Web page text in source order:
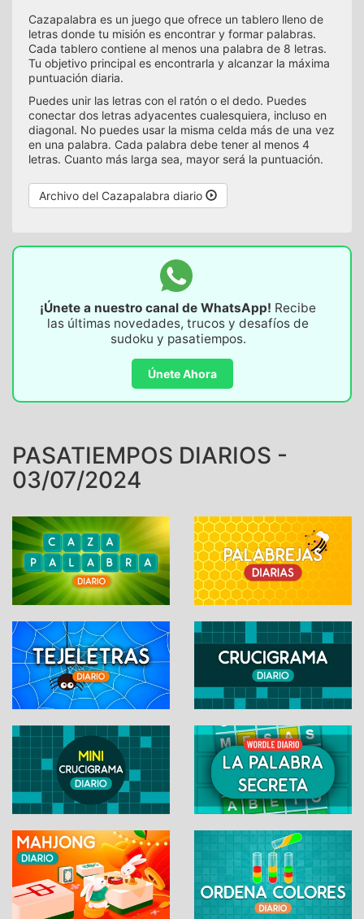
Cazapalabra es un juego que ofrece un tablero lleno de
letras donde tu misión es encontrar y formar palabras.
Cada tablero contiene al menos una palabra de 8 letras.
Tu objetivo principal es encontrarla y alcanzar la máxima
puntuación diaria.
Puedes unir las letras con el ratón o el dedo. Puedes
conectar dos letras adyacentes cualesquiera, incluso en
diagonal. No puedes usar la misma celda más de una vez
en una palabra. Cada palabra debe tener al menos 4
letras. Cuanto más larga sea, mayor será la puntuación.
Archivo del Cazapalabra diario
¡Únete a nuestro canal de WhatsApp! Recibe
las últimas novedades, trucos y desafíos de
sudoku y pasatiempos.
Únete Ahora
PASATIEMPOS DIARIOS -
03/07/2024